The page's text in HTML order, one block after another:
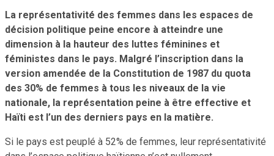
La représentativité des femmes dans les espaces de
décision politique peine encore à atteindre une
dimension à la hauteur des luttes féminines et
féministes dans le pays. Malgré l’inscription dans la
version amendée de la Constitution de 1987 du quota
des 30% de femmes à tous les niveaux de la vie
nationale, la représentation peine à être effective et
Haïti est l’un des derniers pays en la matière.
Si le pays est peuplé à 52% de femmes, leur représentativité